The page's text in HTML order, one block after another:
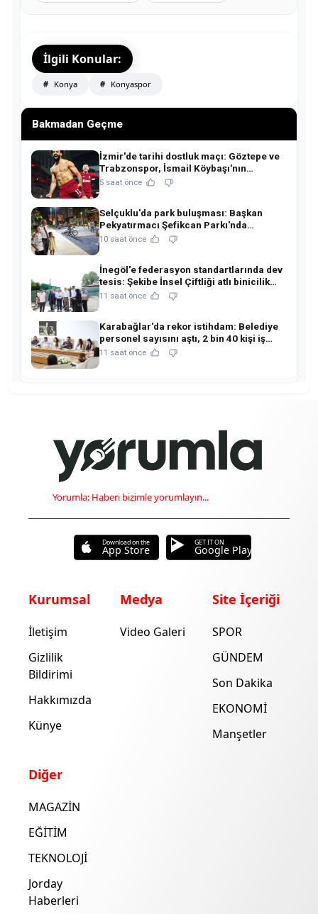
İlgili Konular:
Konya Konyaspor
Bakmadan Geçme
İzmir'de tarihi dostluk maçı: Göztepe ve
Trabzonspor, İsmail Köybaşı'nın
jübilesinde buluşuyor!
5 saat önce
Selçuklu'da park buluşması: Başkan
Pekyatırmacı Şefikcan Parkı'nda
hemşehrileriyle buluştu!
10 saat önce
İnegöl'e federasyon standartlarında dev
tesis: Şekibe İnsel Çiftliği atlı binicilik
merkezine dönüşüyor!
11 saat önce
Karabağlar'da rekor istihdam: Belediye
personel sayısını aştı, 2 bin 40 kişi iş
sahibi oldu!
11 saat önce
Yorumla: Haberi bizimle yorumlayın...
Download on the
App Store
GET IT ON
Google Play
Kurumsal
İletişim
Gizlilik
Bildirimi
Hakkımızda
Künye
Medya
Video Galeri
Site İçeriği
SPOR
GÜNDEM
Son Dakika
EKONOMİ
Manşetler
Diğer
MAGAZİN
EĞİTİM
TEKNOLOJİ
Jorday
Haberleri